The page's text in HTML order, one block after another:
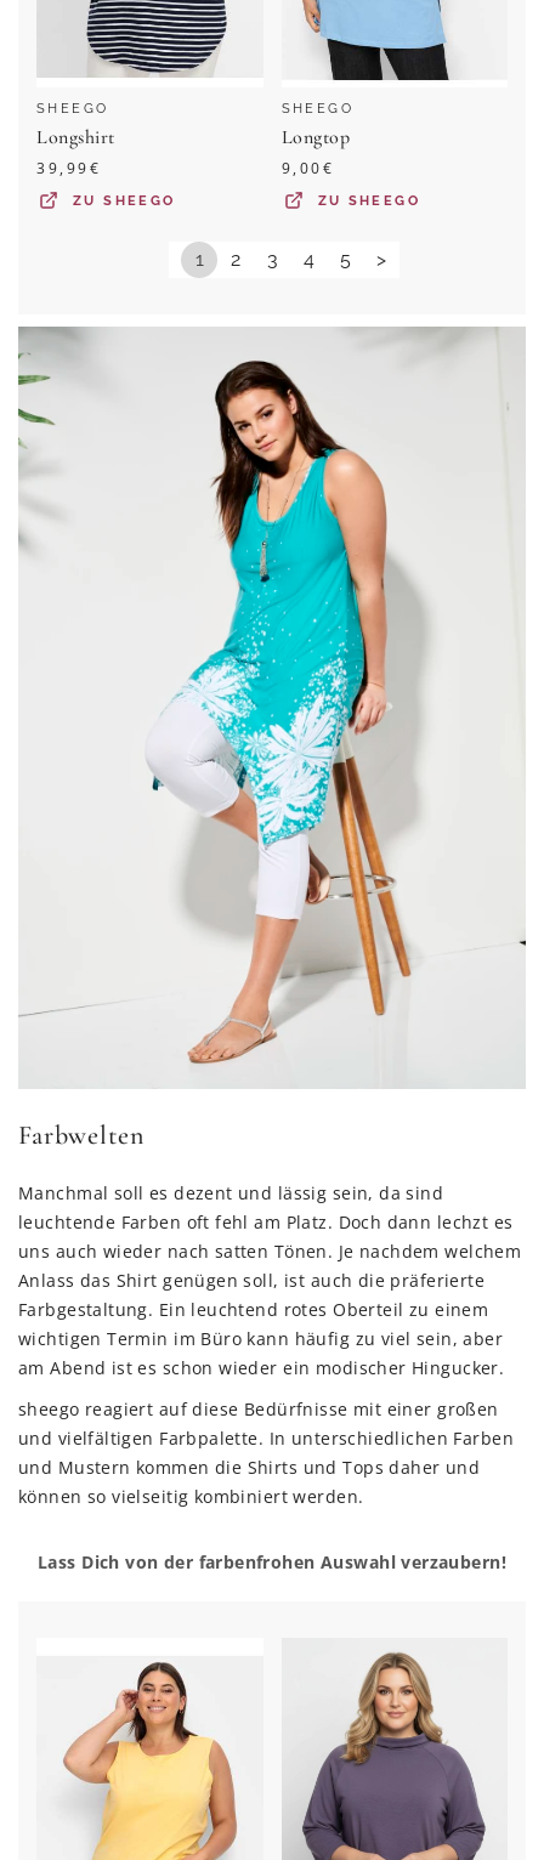
SHEEGO
Longshirt
39,99€
ZUSHEEGO
SHEEGO
Longtop
9,00€
ZU SHEEGO
1 2 3 4 5 >
Farbwelten
Manchmal soll es dezent und lässig sein, da sind
leuchtende Farben oft fehl am Platz. Doch dann lechzt es
uns auch wieder nach satten Tönen. Je nachdem welchem
Anlass das Shirt genügen soll, ist auch die präferierte
Farbgestaltung. Ein leuchtend rotes Oberteil zu einem
wichtigen Termin im Büro kann häufig zu viel sein, aber
am Abend ist es schon wieder ein modischer Hingucker.
sheego reagiert auf diese Bedürfnisse mit einer großen
und vielfältigen Farbpalette. In unterschiedlichen Farben
und Mustern kommen die Shirts und Tops daher und
können so vielseitig kombiniert werden.
Lass Dich von der farbenfrohen Auswahl verzaubern!